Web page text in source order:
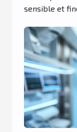
sensible et